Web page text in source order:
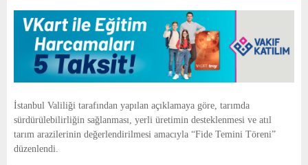
E
N
İstanbul Valiliği tarafından yapılan açıklamaya göre, tarımda
sürdürülebilirliğin sağlanması, yerli üretimin desteklenmesi ve atıl
tarım arazilerinin değerlendirilmesi amacıyla “Fide Temini Töreni”
düzenlendi.